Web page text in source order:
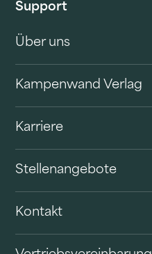
Support
Über uns
Kampenwand Verlag
Karriere
Stellenangebote
Kontakt